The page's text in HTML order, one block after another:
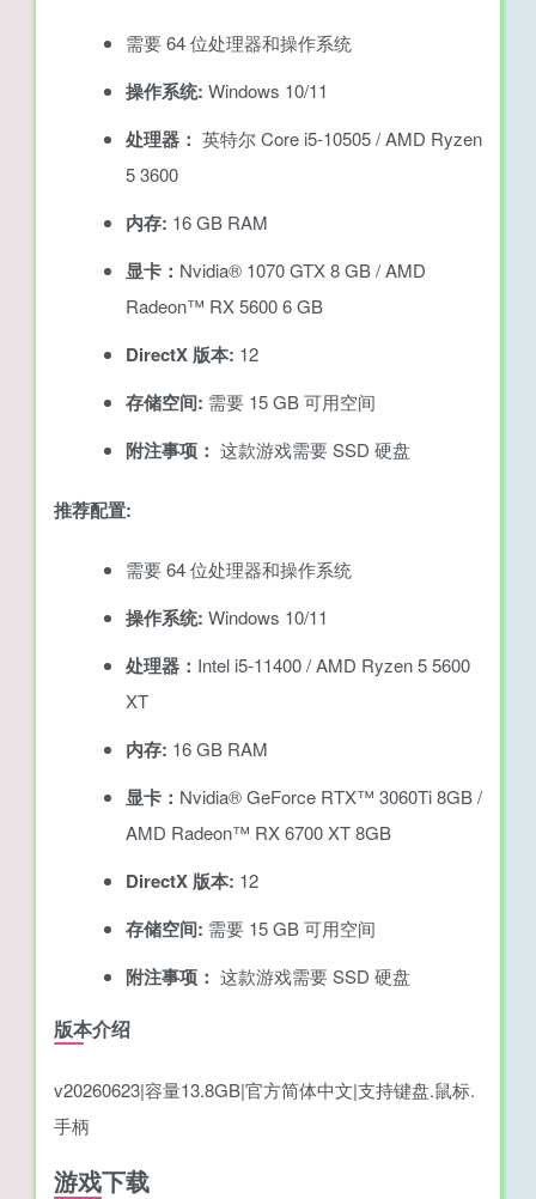
需要 64 位处理器和操作系统
操作系统: Windows 10/11
处理器： 英特尔 Core i5-10505 / AMD Ryzen
5 3600
内存: 16 GB RAM
显卡： Nvidia® 1070 GTX 8 GB / AMD
Radeon™ RX 5600 6 GB
DirectX 版本: 12
存储空间: 需要 15 GB 可用空间
附注事项： 这款游戏需要 SSD 硬盘
推荐配置:
需要 64 位处理器和操作系统
操作系统: Windows 10/11
处理器： Intel i5-11400 / AMD Ryzen 5 5600
XT
内存: 16 GB RAM
显卡： Nvidia® GeForce RTX™ 3060Ti 8GB /
AMD Radeon™ RX 6700 XT 8GB
DirectX 版本: 12
存储空间: 需要 15 GB 可用空间
附注事项： 这款游戏需要 SSD 硬盘
版本介绍
v20260623|容量13.8GB|官方简体中文|支持键盘.鼠标.
手柄
游戏下载